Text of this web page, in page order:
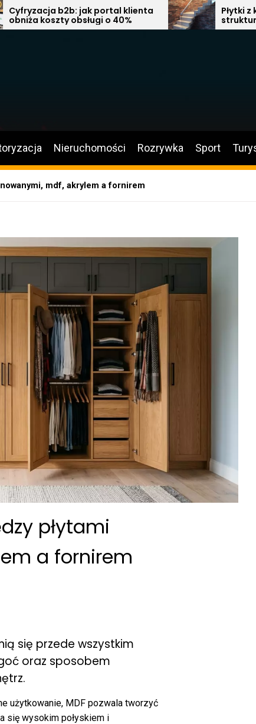
portal klienta
o 40%
Płytki z kolekcji Nuvia:
struktura, naturalna
nowoczesna elegancja w
Nieruchomości Rozrywka Sport
mdf, akrylem a fornirem
płytami
a fornirem
się przede wszystkim
oraz sposobem
użytkowanie, MDF pozwala tworzyć
się wysokim połyskiem i